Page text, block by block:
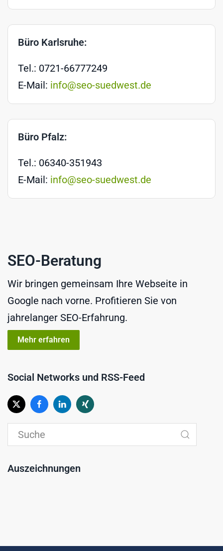
Büro Karlsruhe:
Tel.: 0721-66777249
E-Mail: info@seo-suedwest.de
Büro Pfalz:
Tel.: 06340-351943
E-Mail: info@seo-suedwest.de
SEO-Beratung
Wir bringen gemeinsam Ihre Webseite in
Google nach vorne. Profitieren Sie von
jahrelanger SEO-Erfahrung.
Mehr erfahren
Social Networks und RSS-Feed
Auszeichnungen